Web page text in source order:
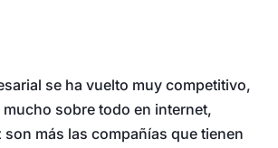
se ha vuelto muy competitivo,
sobre todo en internet,
son más las compañías que tienen